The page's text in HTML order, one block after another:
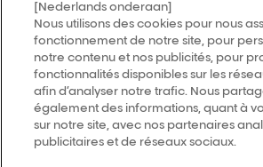
14, rue Royale 75008 PARIS
consumercareNL@loreal.com
Choisir votre pays
[Nederlands onderaan]
Nous utilisons des cookies pour nous
fonctionnement de notre site, pour
notre contenu et nos publicités, pour
fonctionnalités disponibles sur les
afin d’analyser notre trafic. Nous
également des informations, quant à
sur notre site, avec nos partenaires
publicitaires et de réseaux sociaux.